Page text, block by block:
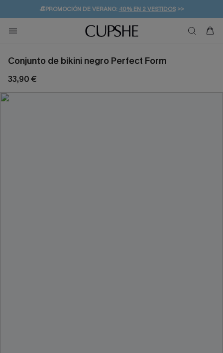
👒PROMOCIÓN DE VERANO:-10% EN 2 VESTIDOS>>
💌¡SUSCRIBIRSE & GANAR -10% EXTRA!
🚚ENVÍO GRATUITO A PARTIR DE 49 € >>
Conjunto de bikini negro Perfect Form
33,90 €